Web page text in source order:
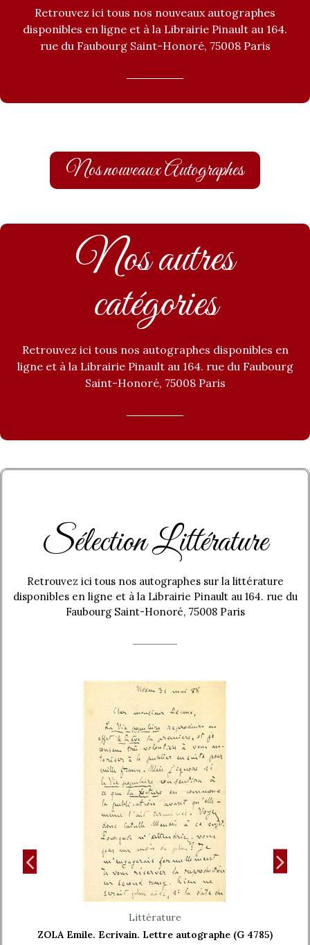
Retrouvez ici tous nos nouveaux autographes
disponibles en ligne et à la Librairie Pinault au 164.
rue du Faubourg Saint-Honoré, 75008 Paris
Nos nouveaux Autographes
Nos autres
catégories
Retrouvez ici tous nos autographes disponibles en
ligne et à la Librairie Pinault au 164. rue du Faubourg
Saint-Honoré, 75008 Paris
Sélection Littérature
Retrouvez ici tous nos autographes sur la littérature
disponibles en ligne et à la Librairie Pinault au 164. rue du
Faubourg Saint-Honoré, 75008 Paris
Aperçu rapide
Littérature
ZOLA Emile. Ecrivain. Lettre autographe (G 4785)